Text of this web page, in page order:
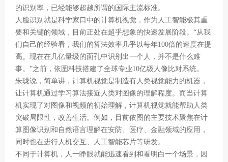
的识别率，已经能够超越所谓的国际主流标准。
人脸识别就是科学家口中的计算机视觉，作为人工智能极其重
要和关键的领域，目前正处在超乎想象的快速发展阶段。“从我
们自己的经验看，我们的算法效率几乎以每年100倍的速度在提
高。现在在几亿量级的面孔中识别出一个人，并不是什么难
事。”之前，依图科技搭建了全球专业10亿级人像比对系统。
朱珑说，简单讲，计算机视觉是制造有人类视觉能力的机器，
让计算机通过学习算法接近人类对图像的理解程度。而当计算
机实现了对图像和视频的初始理解，计算机视觉就能帮助人类
突破局限性，改善生活。例如，目前依图的主要技术聚焦在计
算图像识别和自然语言理解在安防、医疗、金融领域的应用，
同时也在进行人机交互、人工智能芯片等研发。
不同于计算机，人一睁眼就能迅速看到和看明白一个场景，因